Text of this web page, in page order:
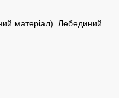
матеріал). Лебединий